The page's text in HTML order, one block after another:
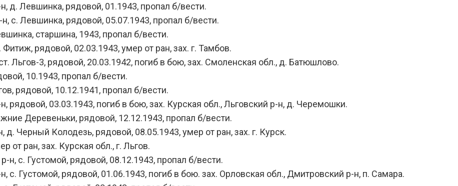
д. Левшинка, рядовой, 01.1943, пропал б/вести.
с. Левшинка, рядовой, 05.07.1943, пропал б/вести.
старшина, 1943, пропал б/вести.
рядовой, 02.03.1943, умер от ран, зах. г. Тамбов.
Льгов-3, рядовой, 20.03.1942, погиб в бою, зах. Смоленская обл., д. Батюшлово.
10.1943, пропал б/вести.
рядовой, 10.12.1941, пропал б/вести.
03.03.1943, погиб в бою, зах. Курская обл., Льговский р-н, д. Черемошки.
Деревеньки, рядовой, 12.12.1943, пропал б/вести.
Черный Колодезь, рядовой, 08.05.1943, умер от ран, зах. г. Курск.
ран, зах. Курская обл., г. Льгов.
с. Густомой, рядовой, 08.12.1943, пропал б/вести.
Густомой, рядовой, 01.06.1943, погиб в бою. зах. Орловская обл., Дмитровский р-н, п. Самара.